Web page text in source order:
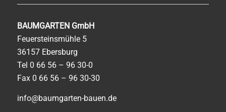
BAUMGARTEN GmbH
Feuersteinsmühle 5
36157 Ebersburg
Tel 0 66 56 – 96 30-0
Fax 0 66 56 – 96 30-30
info@baumgarten-bauen.de